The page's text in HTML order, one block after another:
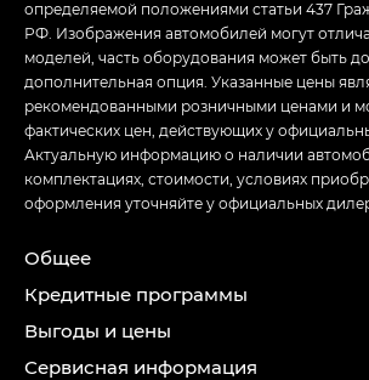
определяемой положениями статьи 437
РФ. Изображения автомобилей могут
моделей, часть оборудования может быть
дополнительная опция. Указанные цены
рекомендованными розничными ценами и
фактических цен, действующих у
Актуальную информацию о наличии
комплектациях, стоимости, условиях
оформления уточняйте у официальных
Общее
Кредитные программы
Выгоды и цены
Сервисная информация